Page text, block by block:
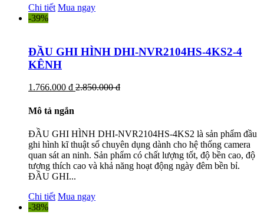
Chi tiết Mua ngay
-39%
ĐẦU GHI HÌNH DHI-NVR2104HS-4KS2-4
KÊNH
1.766.000 đ 2.850.000 đ
Mô tả ngắn
ĐẦU GHI HÌNH DHI-NVR2104HS-4KS2 là sản phẩm đầu
ghi hình kĩ thuật số chuyên dụng dành cho hệ thống camera
quan sát an ninh. Sản phẩm có chất lượng tốt, độ bền cao, độ
tương thích cao và khả năng hoạt động ngày đêm bền bỉ.
ĐẦU GHI...
Chi tiết Mua ngay
-38%